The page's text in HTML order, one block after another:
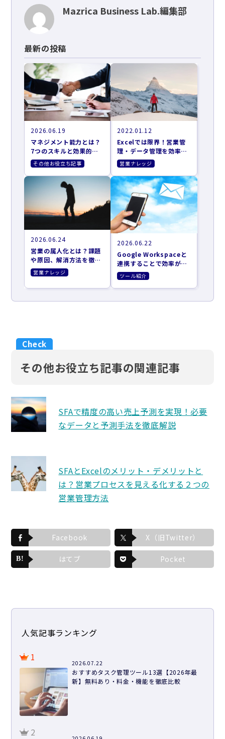
Mazrica Business Lab.編集部
最新の投稿
2026.06.19
マネジメント能力とは？
7つのスキルと効果的な
向上方法
その他お役立ち記事
2022.01.12
Excelでは限界！営業管
理・データ管理を効率化
する4つの方法
営業ナレッジ
2026.06.24
営業の属人化とは？課題
や原因、解消方法を徹底
解説
営業ナレッジ
2026.06.22
Google Workspaceと
連携することで効率がア
ップするツール10選
ツール紹介
その他お役立ち記事の関連記事
SFAで精度の高い売上予測を実現！必要
なデータと予測手法を徹底解説
SFAとExcelのメリット・デメリットと
は？営業プロセスを見える化する２つの
営業管理方法
Facebook X（旧Twitter）
はてブ Pocket
人気記事ランキング
1
2026.07.22
おすすめタスク管理ツール13選【2026年最
新】無料あり・料金・機能を徹底比較
2